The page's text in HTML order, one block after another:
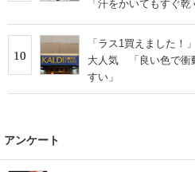
「汗をかいてもすぐ
10
「ラス1買えました！
大人気 「良い色で衝
すい」
アンケート